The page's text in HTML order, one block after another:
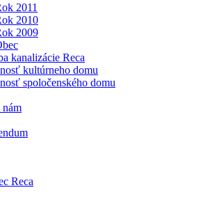
2011
2010
2009
kanalizácie Reca
kultúrneho domu
spoločenského domu
nám